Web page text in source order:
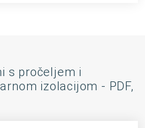
s pročeljem i
izolacijom - PDF,